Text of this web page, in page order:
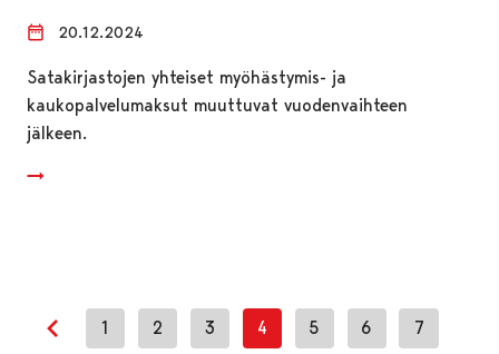
20.12.2024
Satakirjastojen yhteiset myöhästymis- ja
kaukopalvelumaksut muuttuvat vuodenvaihteen
jälkeen.
Previous page
1 2 3 4 5 6 7